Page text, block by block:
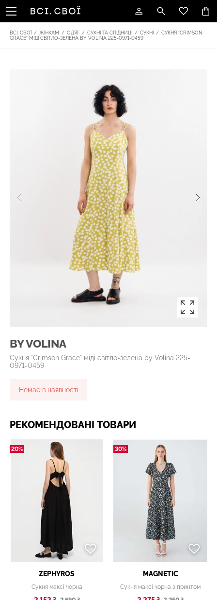
ВСІ. СВОЇ / ЖІНКАМ / ОДЯГ / СУКНІ ТА СПІДНИЦІ / СУКНІ / СУКНЯ "CRIMSON
GRACE" МІДІ СВІТЛО-ЗЕЛЕНА BY VOLINA 225-0971-0459
BY VOLINA
Сукня "Crimson Grace" міді світло-зелена by Volina 225-
0971-0459
Немає в наявності
РЕКОМЕНДОВАНІ ТОВАРИ
20%
ZEPHYROS
Сукня максі чорна
30%
MAGNETIC
Сукня максі чорна з принтом